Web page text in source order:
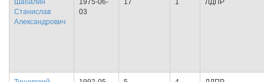
Шабалин
Станислав
Александрович
1975-06-
03
17 1 ЛДПР